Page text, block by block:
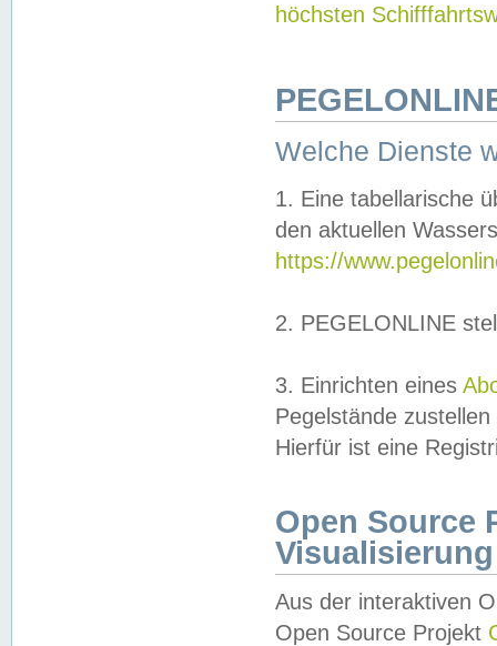
höchsten
Welche Dienste
1. Eine tabellarische
den aktuellen
https://
2. PEGELONLINE
3. Einrichten eines
Pegelstände
Hierfür ist eine
Open Source
Visualisierung
Aus der interaktiven
Open Source Projekt